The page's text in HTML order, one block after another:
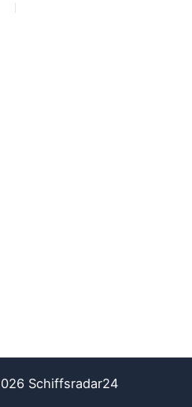
Schiffsradar24